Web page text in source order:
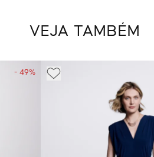
VEJA TAMBÉM
- 49%